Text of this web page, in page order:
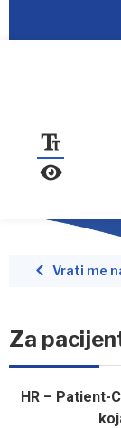
Vrati me
Za
HR – Patient-